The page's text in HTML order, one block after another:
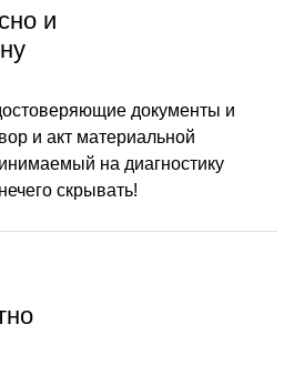
и
документы и
и акт материальной
на диагностику
скрывать!